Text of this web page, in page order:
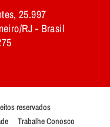
25.997
RJ - Brasil
reservados
Trabalhe Conosco